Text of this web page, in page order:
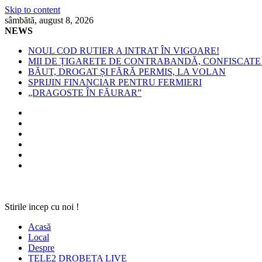
Skip to content
sâmbătă, august 8, 2026
NEWS
NOUL COD RUTIER A INTRAT ÎN VIGOARE!
MII DE ȚIGARETE DE CONTRABANDĂ,
BĂUT, DROGAT ȘI FĂRĂ PERMIS, LA VOLAN
SPRIJIN FINANCIAR PENTRU FERMIERI
„DRAGOSTE ÎN FĂURAR”
Stirile incep cu noi !
Acasă
Local
Despre
TELE2 DROBETA LIVE